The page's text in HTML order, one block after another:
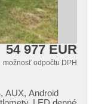
54 977 EUR
možnosť odpočtu DPH
AUX, Android